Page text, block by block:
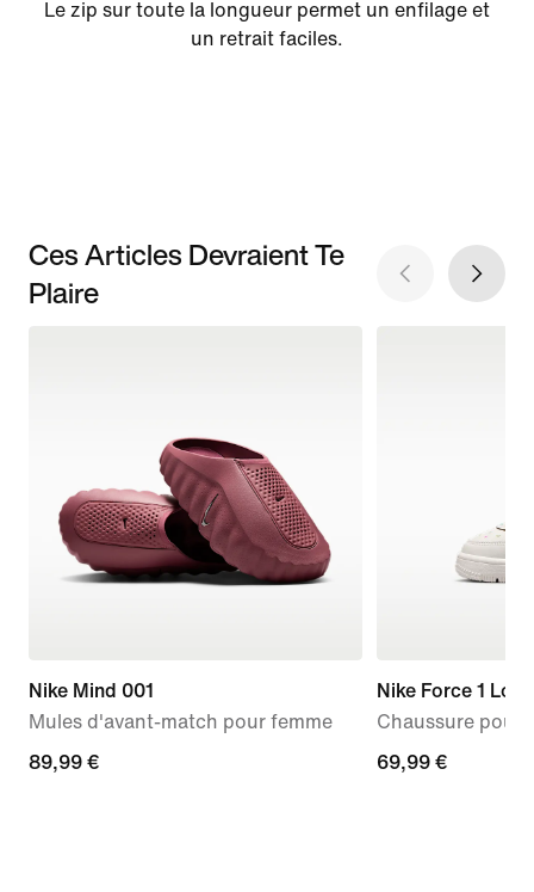
Le zip sur toute la longueur permet un enfilage et
un retrait faciles.
Ces Articles Devraient Te
Plaire
Nike Mind 001
Mules d'avant-match pour femme
89,99 €
89,99 €
Nike Force 1 Low
Chaussure pour
69,99 €
69,99 €